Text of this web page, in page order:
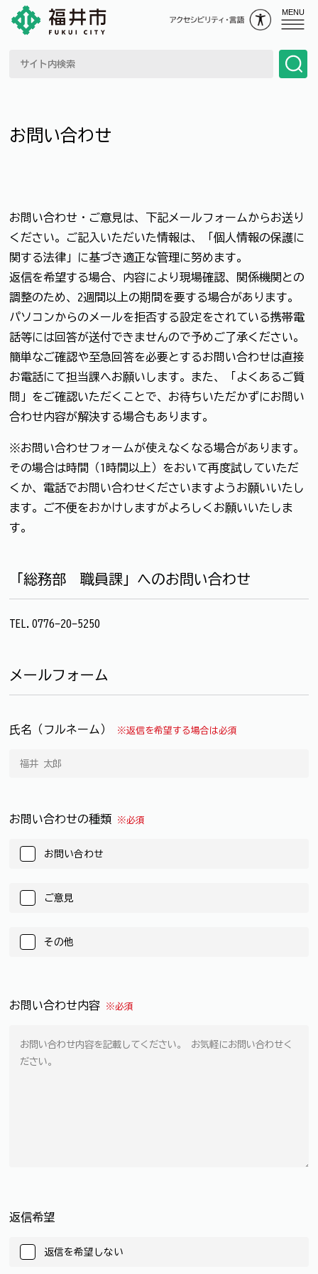
MENU
お問い合わせ
お問い合わせ・ご意見は、下記メールフォームからお送り
ください。ご記入いただいた情報は、「個人情報の保護に
関する法律」に基づき適正な管理に努めます。
返信を希望する場合、内容により現場確認、関係機関との
調整のため、2週間以上の期間を要する場合があります。
パソコンからのメールを拒否する設定をされている携帯電
話等には回答が送付できませんので予めご了承ください。
簡単なご確認や至急回答を必要とするお問い合わせは直接
お電話にて担当課へお願いします。また、「よくあるご質
問」をご確認いただくことで、お待ちいただかずにお問い
合わせ内容が解決する場合もあります。
※お問い合わせフォームが使えなくなる場合があります。
その場合は時間（1時間以上）をおいて再度試していただ
くか、電話でお問い合わせくださいますようお願いいたし
ます。ご不便をおかけしますがよろしくお願いいたしま
す。
「総務部 職員課」へのお問い合わせ
TEL.0776-20-5250
メールフォーム
氏名（フルネーム） ※返信を希望する場合は必須
お問い合わせの種類 ※必須
お問い合わせ
ご意見
その他
お問い合わせ内容 ※必須
返信希望
返信を希望しない